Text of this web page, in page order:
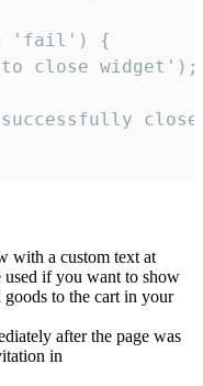
'fail') {
close widget');
with a custom text at
used if you want to show
to the cart in your
after the page was
in